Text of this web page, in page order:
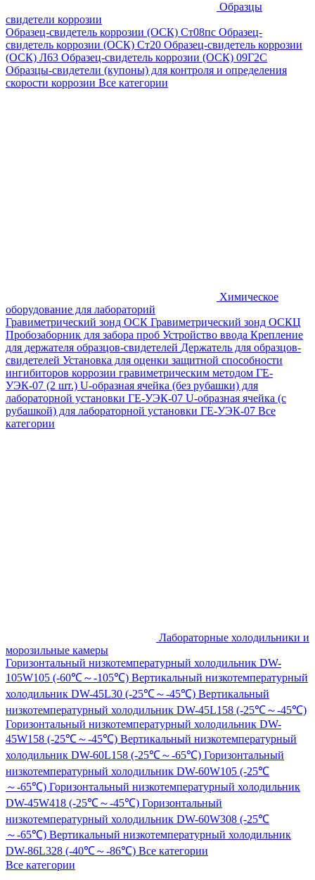
Образцы
свидетели коррозии
Образец-свидетель коррозии (ОСК) Ст08пс Образец-
свидетель коррозии (ОСК) Ст20 Образец-свидетель коррозии
(ОСК) Л63 Образец-свидетель коррозии (ОСК) 09Г2С
Образцы-свидетели (купоны) для контроля и определения
скорости коррозии Все категории
Химическое
оборудование для лабораторий
Гравиметрический зонд ОСК Гравиметрический зонд ОСКЦ
Пробозаборник для забора проб Устройство ввода Крепление
для держателя образцов-свидетелей Держатель для образцов-
свидетелей Установка для оценки защитной способности
ингибиторов коррозии гравиметрическим методом ГЕ-
УЭК-07 (2 шт.) U-образная ячейка (без рубашки) для
лабораторной установки ГЕ-УЭК-07 U-образная ячейка (с
рубашкой) для лабораторной установки ГЕ-УЭК-07 Все
категории
Лабораторные холодильники и
морозильные камеры
Горизонтальный низкотемпературный холодильник DW-
105W105 (-60℃～-105℃) Вертикальный низкотемпературный
холодильник DW-45L30 (-25℃～-45℃) Вертикальный
низкотемпературный холодильник DW-45L158 (-25℃～-45℃)
Горизонтальный низкотемпературный холодильник DW-
45W158 (-25℃～-45℃) Вертикальный низкотемпературный
холодильник DW-60L158 (-25℃～-65℃) Горизонтальный
низкотемпературный холодильник DW-60W105 (-25℃
～-65℃) Горизонтальный низкотемпературный холодильник
DW-45W418 (-25℃～-45℃) Горизонтальный
низкотемпературный холодильник DW-60W308 (-25℃
～-65℃) Вертикальный низкотемпературный холодильник
DW-86L328 (-40℃～-86℃) Все категории
Все категории